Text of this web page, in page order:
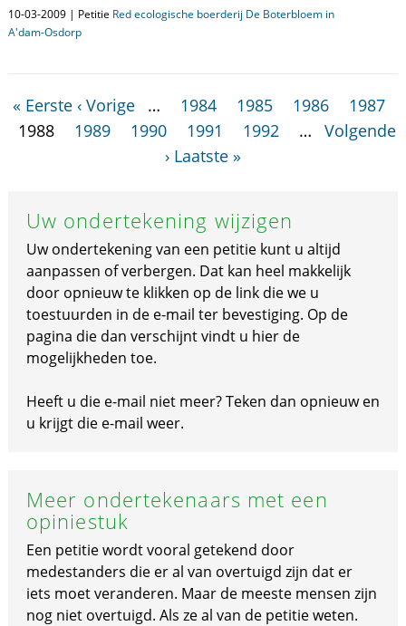
10-03-2009 | Petitie Red ecologische boerderij De Boterbloem in
A'dam-Osdorp
« Eerste ‹ Vorige … 1984 1985 1986
1987
1988
1989 1990 1991 1992 …
Volgende
› Laatste »
Uw ondertekening wijzigen
Uw ondertekening van een petitie kunt u altijd
aanpassen of verbergen. Dat kan heel makkelijk
door opnieuw te klikken op de link die we u
toestuurden in de e-mail ter bevestiging. Op de
pagina die dan verschijnt vindt u hier de
mogelijkheden toe.
Heeft u die e-mail niet meer? Teken dan opnieuw en
u krijgt die e-mail weer.
Meer ondertekenaars met een
opiniestuk
Een petitie wordt vooral getekend door
medestanders die er al van overtuigd zijn dat er
iets moet veranderen. Maar de meeste mensen zijn
nog niet overtuigd. Als ze al van de petitie weten.